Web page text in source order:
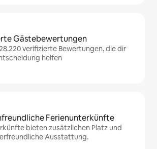
Gästebewertungen
verifizierte Bewertungen, die dir
helfen
Ferienunterkünfte
bieten zusätzlichen Platz und
Ausstattung.